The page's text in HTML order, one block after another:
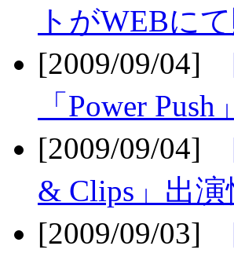
トがWEBに
[2009/09/04]
「Power
[2009/09/04]
& Clips」出
[2009/09/03]